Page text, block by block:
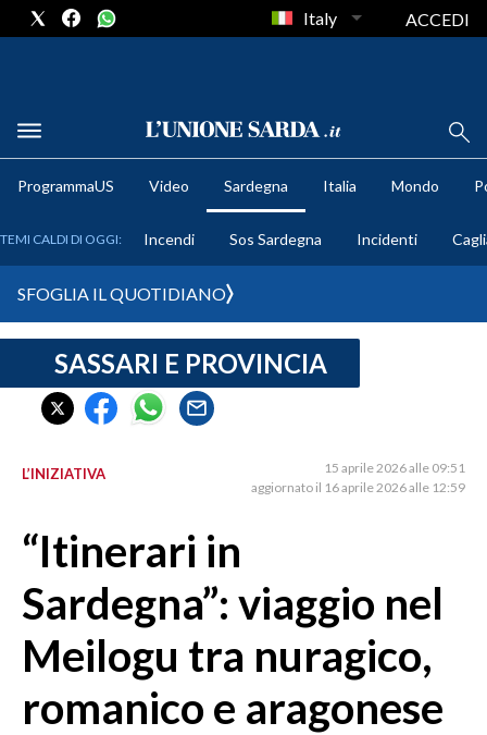
METEO
CRONACA SARDEGNA
CAGLIARI
SULCIS IGLESIENTE
ORISTANO E PROVINCIA
SASSARI E PROVINCIA
GALLURA
NUORO E PROVINCIA
OGLIASTRA
Italy ACCEDI
ProgrammaUS Video Sardegna Italia Mondo
TEMI CALDI DI OGGI: Incendi Sos Sardegna Incidenti
SFOGLIA IL QUOTIDIANO
SASSARI E PROVINCIA
L’INIZIATIVA
15 aprile 2026 alle 09:51
aggiornato il 16 aprile 2026 alle 12:59
“Itinerari in
Sardegna”: viaggio nel
Meilogu tra nuragico,
romanico e aragonese